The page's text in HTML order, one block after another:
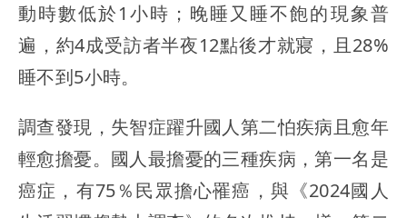
動時數低於1小時；晚睡又睡不飽的現象普
遍，約4成受訪者半夜12點後才就寢，且28%
睡不到5小時。
調查發現，失智症躍升國人第二怕疾病且愈年
輕愈擔憂。國人最擔憂的三種疾病，第一名是
癌症，有75％民眾擔心罹癌，與《2024國人